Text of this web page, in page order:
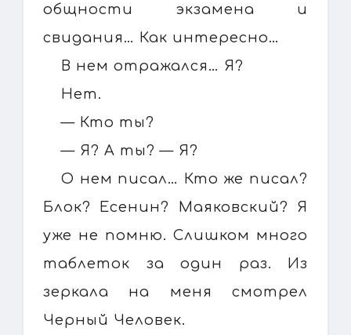
общности экзамена и
свидания… Как интересно…
В нем отражался… Я?
Нет.
— Кто ты?
— Я? А ты? — Я?
О нем писал… Кто же писал?
Блок? Есенин? Маяковский? Я
уже не помню. Слишком много
таблеток за один раз. Из
зеркала на меня смотрел
Черный Человек.